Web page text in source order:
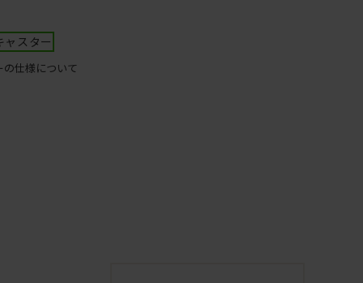
ャスター
の仕様について